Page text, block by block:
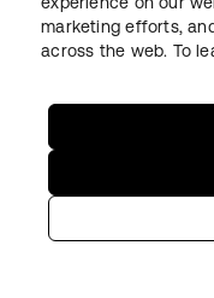
法務プライバシーポリシ
Copyright © 2026 Okta.
marketing efforts,
across the web. To